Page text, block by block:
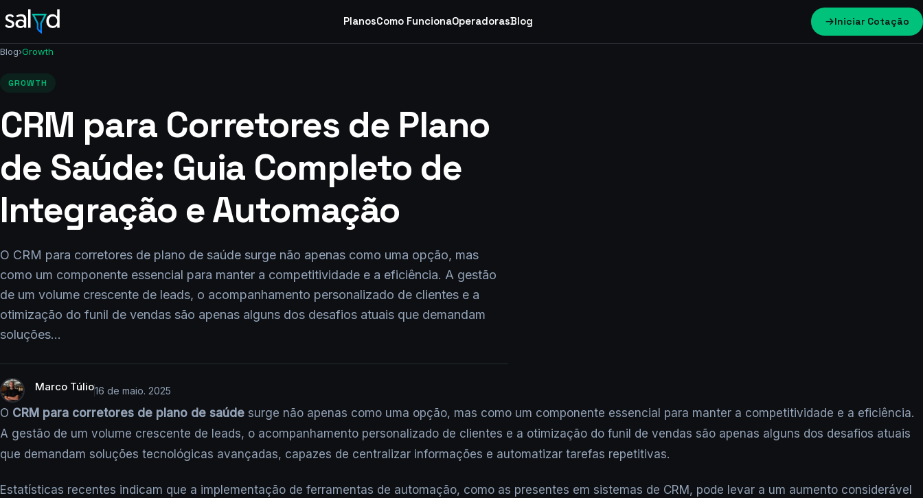
para
o
PlanosComo FuncionaOperadorasBlog Iniciar Cotação
Blog›Growth
GROWTH
CRM para Corretores de Plano
de Saúde: Guia Completo de
Integração e Automação
O CRM para corretores de plano de saúde surge não apenas como uma opção, mas
como um componente essencial para manter a competitividade e a eficiência. A gestão
de um volume crescente de leads, o acompanhamento personalizado de clientes e a
otimização do funil de vendas são apenas alguns dos desafios atuais que demandam
soluções…
Marco Túlio16 de maio. 2025
O CRM para corretores de plano de saúde surge não apenas como uma opção, mas como um componente essencial para manter a competitividade e a eficiência.
A gestão de um volume crescente de leads, o acompanhamento personalizado de clientes e a otimização do funil de vendas são apenas alguns dos desafios atuais
que demandam soluções tecnológicas avançadas, capazes de centralizar informações e automatizar tarefas repetitivas.
Estatísticas recentes indicam que a implementação de ferramentas de automação, como as presentes em sistemas de CRM, pode levar a um aumento considerável